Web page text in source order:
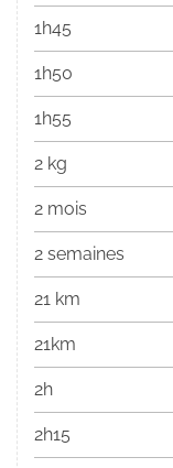
1h45
1h50
1h55
2 kg
2 mois
2 semaines
21 km
21km
2h
2h15